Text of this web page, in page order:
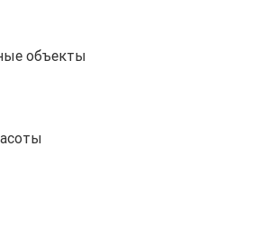
объекты